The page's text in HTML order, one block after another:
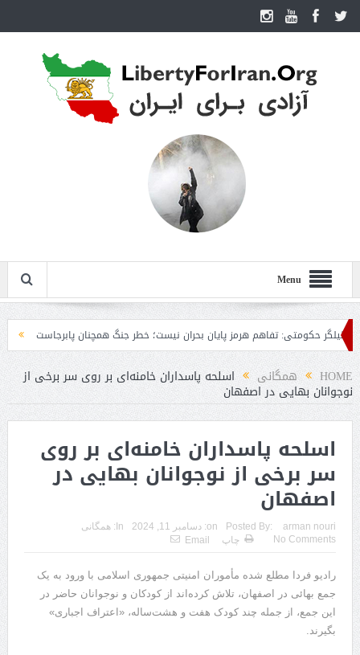
Menu
حکومتی: تفاهم هرمز پایان بحران نیست؛ خطر جنگ همچنان پابرجاست ایران؛
HOME همگانی اسلحه پاسداران خامنه‌ای بر روی سر برخی از
نوجوانان بهایی در اصفهان
اسلحه پاسداران خامنه‌ای بر روی
سر برخی از نوجوانان بهایی در
اصفهان
Posted By: arman nouri
on: دسامبر 11, 2024 In: همگانی
No Comments
چاپ Email
رادیو فردا مطلع شده مأموران امنیتی جمهوری اسلامی با ورود به یک
جمع بهائی در اصفهان، تلاش کرده‌اند از کودکان و نوجوانان حاضر در
این جمع، از جمله چند کودک هفت و هشت‌ساله، «اعتراف اجباری»
بگیرند.